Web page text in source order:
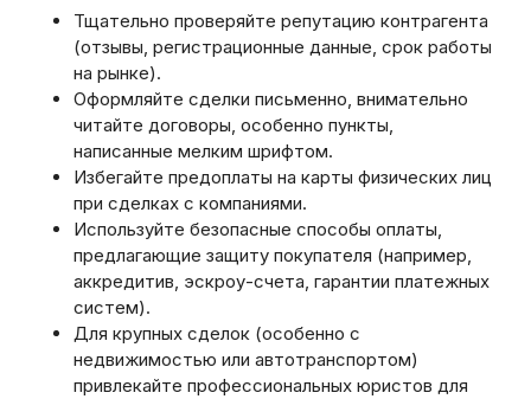
Тщательно проверяйте репутацию контрагента
(отзывы, регистрационные данные, срок работы
на рынке).
Оформляйте сделки письменно, внимательно
читайте договоры, особенно пункты,
написанные мелким шрифтом.
Избегайте предоплаты на карты физических лиц
при сделках с компаниями.
Используйте безопасные способы оплаты,
предлагающие защиту покупателя (например,
аккредитив, эскроу-счета, гарантии платежных
систем).
Для крупных сделок (особенно с
недвижимостью или автотранспортом)
привлекайте профессиональных юристов для